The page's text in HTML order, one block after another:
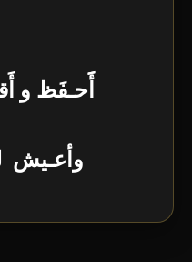
أََحـفَظ و
وأعـيش